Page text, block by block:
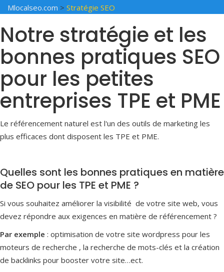
Mlocalseo.com > Stratégie SEO
Notre stratégie et les
bonnes pratiques SEO
pour les petites
entreprises TPE et PME
Le référencement naturel est l'un des outils de marketing les
plus efficaces dont disposent les TPE et PME.
Quelles sont les bonnes pratiques en matière
de SEO pour les TPE et PME ?
Si vous souhaitez améliorer la visibilité de votre site web, vous
devez répondre aux exigences en matière de référencement ?
Par exemple : optimisation de votre site wordpress pour les
moteurs de recherche , la recherche de mots-clés et la création
de backlinks pour booster votre site…ect.